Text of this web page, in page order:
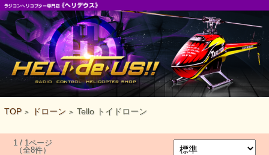
TOP > ドローン > Tello トイドローン
1 / 1ページ
（全8件）